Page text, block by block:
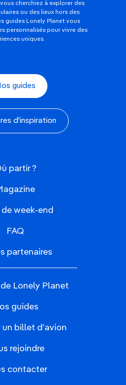
cherchiez à explorer des
ou des lieux hors des
guides Lonely Planet vous
personnalisés pour vivre des
uniques.
guides
d'inspiration
partir ?
de week-end
FAQ
partenaires
Lonely Planet
guides
un billet d'avion
rejoindre
contacter